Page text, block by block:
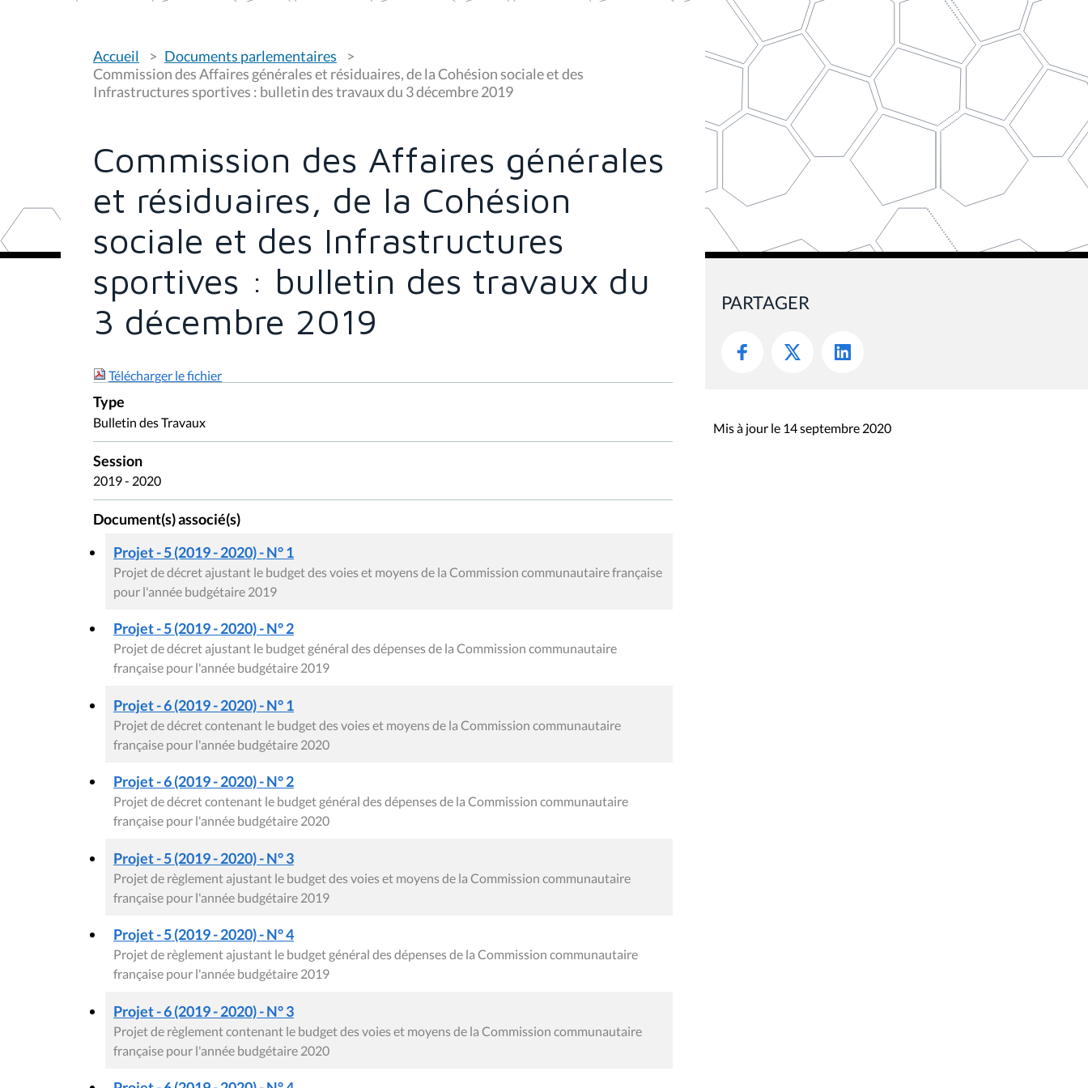
o
u
s
ê
c
:
Accueil
Documents parlementaires
Commission des Affaires générales et résiduaires, de la Cohésion sociale et des
Infrastructures sportives : bulletin des travaux du 3 décembre 2019
Commission des Affaires générales
et résiduaires, de la Cohésion
sociale et des Infrastructures
sportives : bulletin des travaux du
3 décembre 2019
Télécharger le fichier
Type
Bulletin des Travaux
Session
2019 - 2020
Document(s) associé(s)
Projet - 5 (2019 - 2020) - N° 1
Projet de décret ajustant le budget des voies et moyens de la Commission communautaire française
pour l'année budgétaire 2019
Projet - 5 (2019 - 2020) - N° 2
Projet de décret ajustant le budget général des dépenses de la Commission communautaire
française pour l'année budgétaire 2019
Projet - 6 (2019 - 2020) - N° 1
Projet de décret contenant le budget des voies et moyens de la Commission communautaire
française pour l'année budgétaire 2020
Projet - 6 (2019 - 2020) - N° 2
Projet de décret contenant le budget général des dépenses de la Commission communautaire
française pour l'année budgétaire 2020
Projet - 5 (2019 - 2020) - N° 3
Projet de règlement ajustant le budget des voies et moyens de la Commission communautaire
française pour l'année budgétaire 2019
Projet - 5 (2019 - 2020) - N° 4
Projet de règlement ajustant le budget général des dépenses de la Commission communautaire
française pour l'année budgétaire 2019
Projet - 6 (2019 - 2020) - N° 3
Projet de règlement contenant le budget des voies et moyens de la Commission communautaire
française pour l'année budgétaire 2020
PARTAGER
Mis à jour le 14 septembre 2020